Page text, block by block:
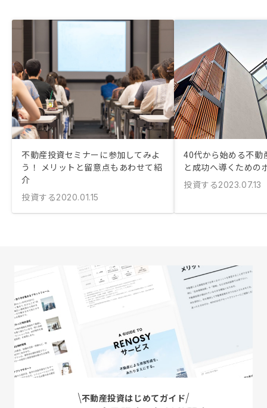
不動産投資セミナーに参加してみよ
う！ メリットと留意点もあわせて紹
介
投資する2020.01.15
40代から始める不動
と成功へ導くための
投資する2023.07.13
不動産投資はじめてガイド